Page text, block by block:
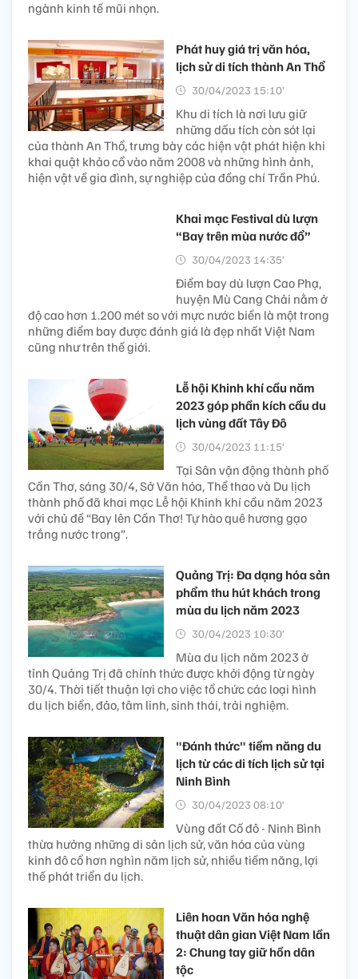
ngành kinh tế mũi nhọn.
Phát huy giá trị văn hóa,
lịch sử di tích thành An Thổ
30/04/2023 15:10’
Khu di tích là nơi lưu giữ
những dấu tích còn sót lại
của thành An Thổ, trưng bày các hiện vật phát hiện khi
khai quật khảo cổ vào năm 2008 và những hình ảnh,
hiện vật về gia đình, sự nghiệp của đồng chí Trần Phú.
Khai mạc Festival dù lượn
“Bay trên mùa nước đổ”
30/04/2023 14:35’
Điểm bay dù lượn Cao Phạ,
huyện Mù Cang Chải nằm ở
độ cao hơn 1.200 mét so với mực nước biển là một trong
những điểm bay được đánh giá là đẹp nhất Việt Nam
cũng như trên thế giới.
Lễ hội Khinh khí cầu năm
2023 góp phần kích cầu du
lịch vùng đất Tây Đô
30/04/2023 11:15’
Tại Sân vận động thành phố
Cần Thơ, sáng 30/4, Sở Văn hóa, Thể thao và Du lịch
thành phố đã khai mạc Lễ hội Khinh khí cầu năm 2023
với chủ đề “Bay lên Cần Thơ! Tự hào quê hương gạo
trắng nước trong”.
Quảng Trị: Đa dạng hóa sản
phẩm thu hút khách trong
mùa du lịch năm 2023
30/04/2023 10:30’
Mùa du lịch năm 2023 ở
tỉnh Quảng Trị đã chính thức được khởi động từ ngày
30/4. Thời tiết thuận lợi cho việc tổ chức các loại hình
du lịch biển, đảo, tâm linh, sinh thái, trải nghiệm.
"Đánh thức" tiềm năng du
lịch từ các di tích lịch sử tại
Ninh Bình
30/04/2023 08:10’
Vùng đất Cố đô - Ninh Bình
thừa hưởng những di sản lịch sử, văn hóa của vùng
kinh đô cổ hơn nghìn năm lịch sử, nhiều tiềm năng, lợi
thế phát triển du lịch.
Liên hoan Văn hóa nghệ
thuật dân gian Việt Nam lần
2: Chung tay giữ hồn dân
tộc